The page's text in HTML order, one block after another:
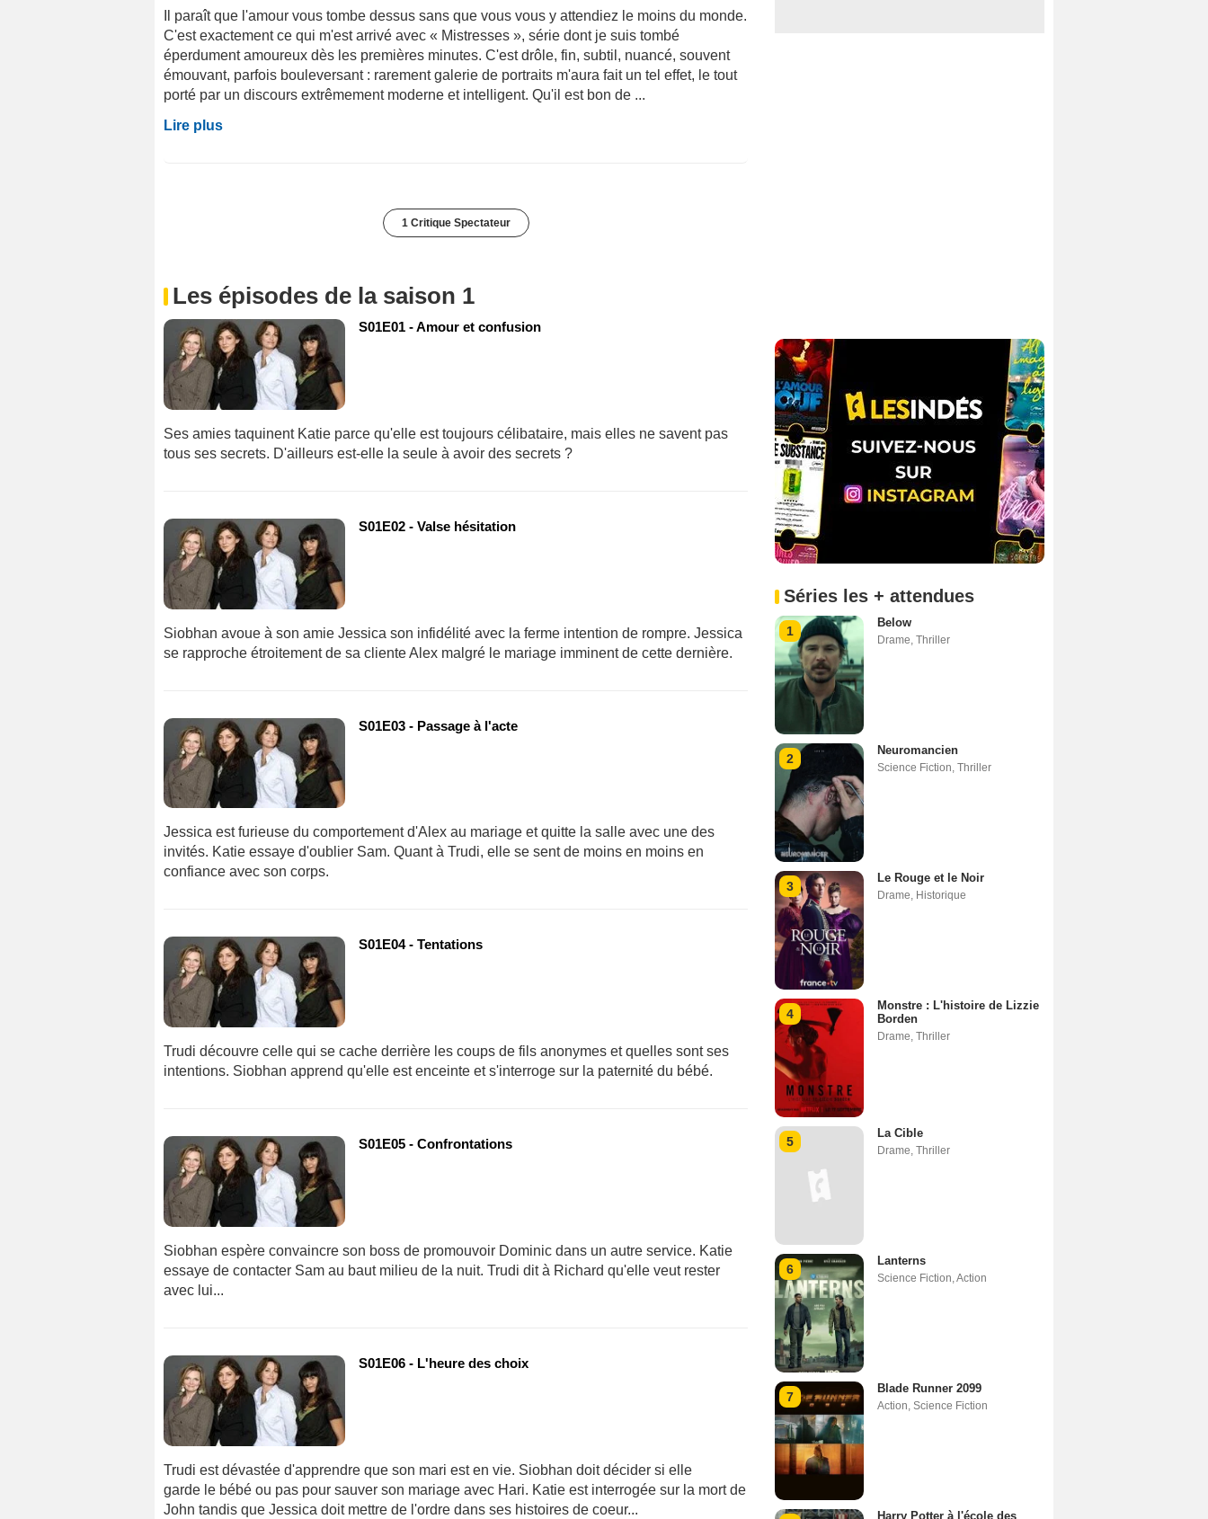
Il paraît que l'amour vous tombe dessus sans que vous vous y attendiez le moins du monde.
C'est exactement ce qui m'est arrivé avec « Mistresses », série dont je suis tombé
éperdument amoureux dès les premières minutes. C'est drôle, fin, subtil, nuancé, souvent
émouvant, parfois bouleversant : rarement galerie de portraits m'aura fait un tel effet, le tout
porté par un discours extrêmement moderne et intelligent. Qu'il est bon de ...
Lire plus
1 Critique Spectateur
Les épisodes de la saison 1
S01E01 - Amour et confusion
Ses amies taquinent Katie parce qu'elle est toujours célibataire, mais elles ne savent pas
tous ses secrets. D'ailleurs est-elle la seule à avoir des secrets ?
S01E02 - Valse hésitation
Siobhan avoue à son amie Jessica son infidélité avec la ferme intention de rompre. Jessica
se rapproche étroitement de sa cliente Alex malgré le mariage imminent de cette dernière.
S01E03 - Passage à l'acte
Jessica est furieuse du comportement d'Alex au mariage et quitte la salle avec une des
invités. Katie essaye d'oublier Sam. Quant à Trudi, elle se sent de moins en moins en
confiance avec son corps.
S01E04 - Tentations
Trudi découvre celle qui se cache derrière les coups de fils anonymes et quelles sont ses
intentions. Siobhan apprend qu'elle est enceinte et s'interroge sur la paternité du bébé.
S01E05 - Confrontations
Siobhan espère convaincre son boss de promouvoir Dominic dans un autre service. Katie
essaye de contacter Sam au baut milieu de la nuit. Trudi dit à Richard qu'elle veut rester
avec lui...
S01E06 - L'heure des choix
Trudi est dévastée d'apprendre que son mari est en vie. Siobhan doit décider si elle
garde le bébé ou pas pour sauver son mariage avec Hari. Katie est interrogée sur la mort de
John tandis que Jessica doit mettre de l'ordre dans ses histoires de coeur...
Séries les + attendues
1
Below
Drame Thriller
2
Neuromancien
Science Fiction Thriller
3
Le Rouge et le Noir
Drame Historique
4
Monstre : L'histoire de Lizzie
Borden
Drame Thriller
5
La Cible
Drame Thriller
6
Lanterns
Science Fiction Action
7
Blade Runner 2099
Action Science Fiction
Harry Potter à l'école des